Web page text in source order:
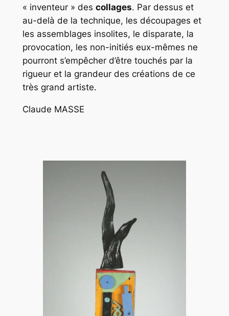
« inventeur » des collages. Par dessus et
au-delà de la technique, les découpages et
les assemblages insolites, le disparate, la
provocation, les non-initiés eux-mêmes ne
pourront s’empêcher d’être touchés par la
rigueur et la grandeur des créations de ce
très grand artiste.
Claude MASSE